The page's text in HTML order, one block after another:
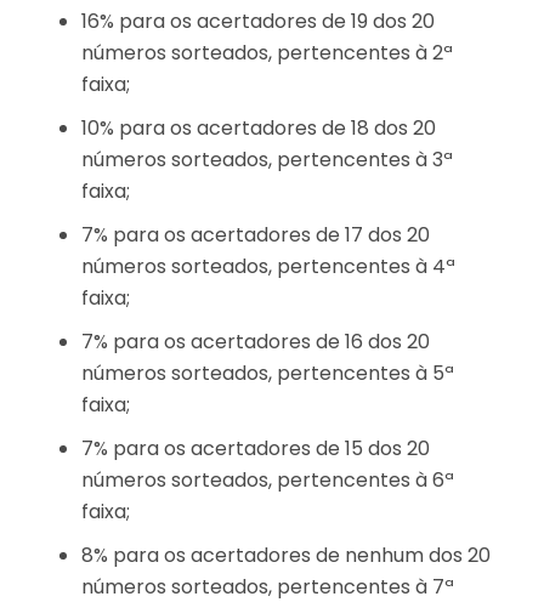
16% para os acertadores de 19 dos 20
números sorteados, pertencentes à 2ª
faixa;
10% para os acertadores de 18 dos 20
números sorteados, pertencentes à 3ª
faixa;
7% para os acertadores de 17 dos 20
números sorteados, pertencentes à 4ª
faixa;
7% para os acertadores de 16 dos 20
números sorteados, pertencentes à 5ª
faixa;
7% para os acertadores de 15 dos 20
números sorteados, pertencentes à 6ª
faixa;
8% para os acertadores de nenhum dos 20
números sorteados, pertencentes à 7ª